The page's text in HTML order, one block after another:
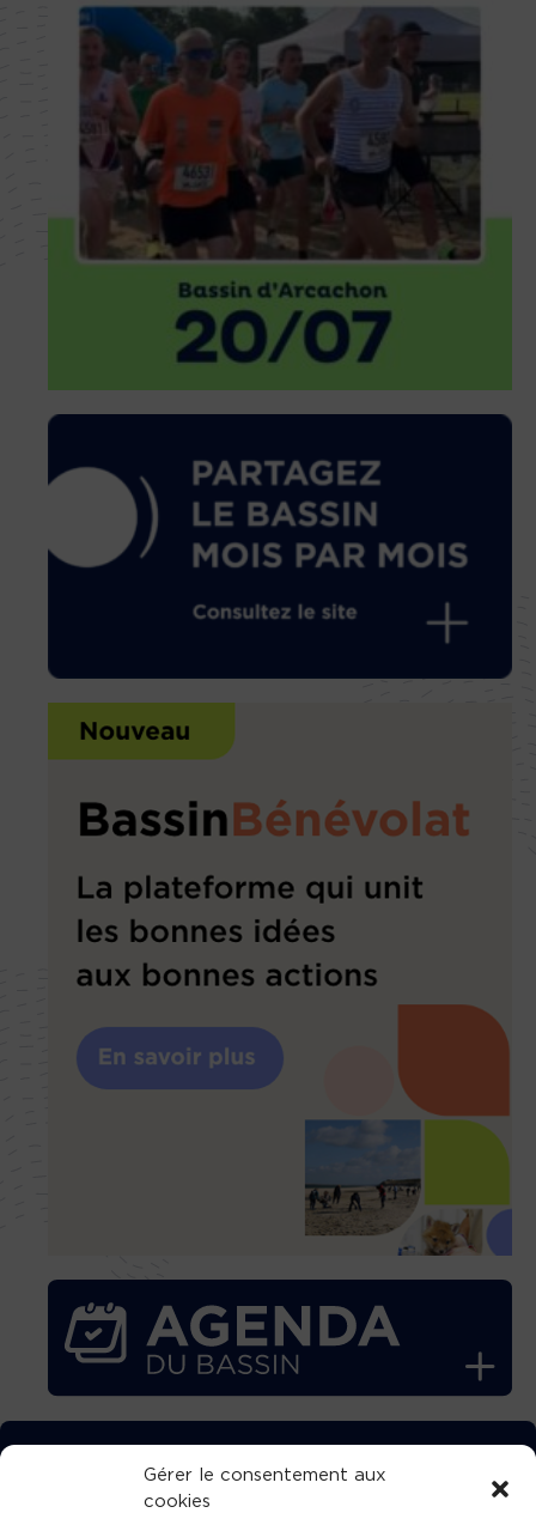
Gérer le consentement aux
cookies
TÉLÉCHARGEZ GRATUITEMENT
L’APPLICATION TVBA !